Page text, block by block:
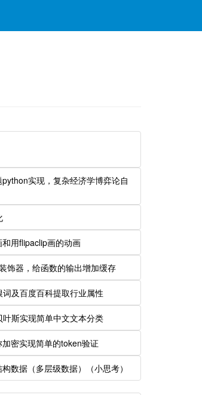
实现，复杂经济学博弈论自
用flipaclip画的动画
饰器，给函数的输出增加缓存
及百度百科提取行业属性
斯实现简单中文文本分类
密实现简单的token验证
数据（多层级数据）（小思考）